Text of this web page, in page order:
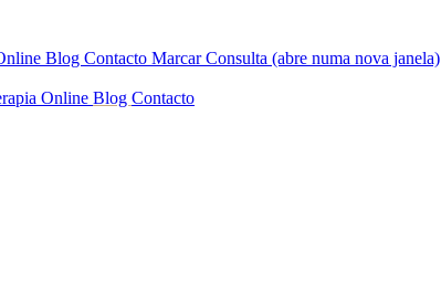
Blog Contacto Marcar Consulta (abre numa nova janela)
Online Blog Contacto